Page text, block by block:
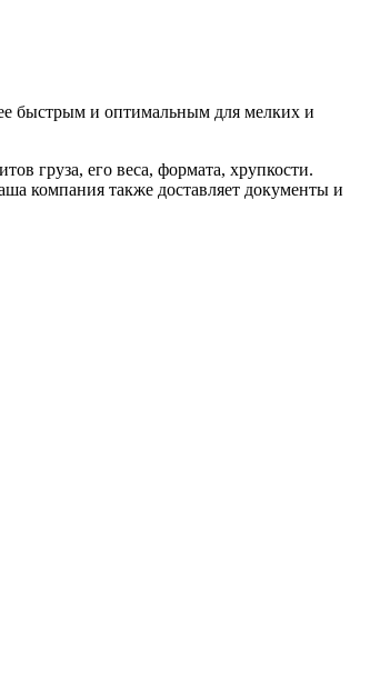
быстрым и оптимальным для мелких и
груза, его веса, формата, хрупкости.
компания также доставляет документы и